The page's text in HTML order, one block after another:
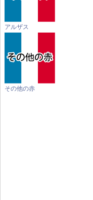
アルザス
その他の赤